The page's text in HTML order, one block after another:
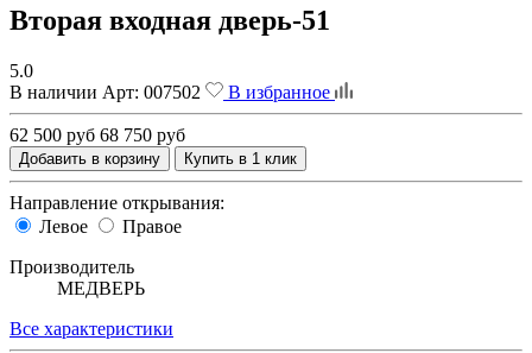
Вторая входная дверь-51
5.0
В наличии Арт: 007502 В избранное
62 500 руб 68 750 руб
Добавить в корзину Купить в 1 клик
Направление открывания:
Левое
Правое
Производитель
МЕДВЕРЬ
Все характеристики